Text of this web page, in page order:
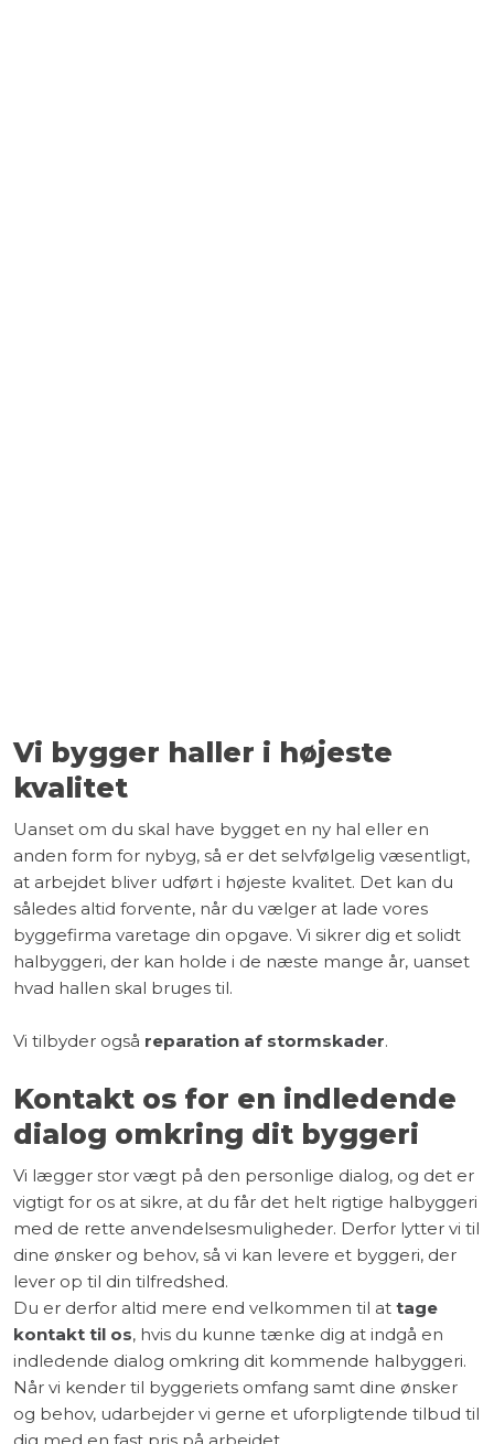
Vi bygger haller i højeste
kvalitet
Uanset om du skal have bygget en ny hal eller en
anden form for nybyg, så er det selvfølgelig væsentligt,
at arbejdet bliver udført i højeste kvalitet. Det kan du
således altid forvente, når du vælger at lade vores
byggefirma varetage din opgave. Vi sikrer dig et solidt
halbyggeri, der kan holde i de næste mange år, uanset
hvad hallen skal bruges til.
Vi tilbyder også reparation af stormskader.
Kontakt os for en indledende
dialog omkring dit byggeri
Vi lægger stor vægt på den personlige dialog, og det er
vigtigt for os at sikre, at du får det helt rigtige halbyggeri
med de rette anvendelsesmuligheder. Derfor lytter vi til
dine ønsker og behov, så vi kan levere et byggeri, der
lever op til din tilfredshed.
Du er derfor altid mere end velkommen til at tage
kontakt til os, hvis du kunne tænke dig at indgå en
indledende dialog omkring dit kommende halbyggeri.
Når vi kender til byggeriets omfang samt dine ønsker
og behov, udarbejder vi gerne et uforpligtende tilbud til